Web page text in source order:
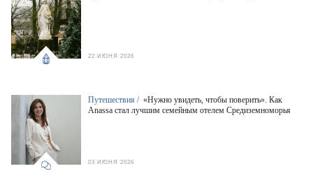
22 ИЮНЯ 2026
Путешествия / «Нужно увидеть, чтобы поверить». Как
Anassa стал лучшим семейным отелем Средиземноморья
03 ИЮНЯ 2026